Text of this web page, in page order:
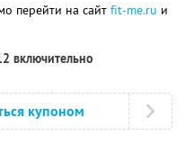
перейти на сайт fit-me.ru и
включительно
купоном